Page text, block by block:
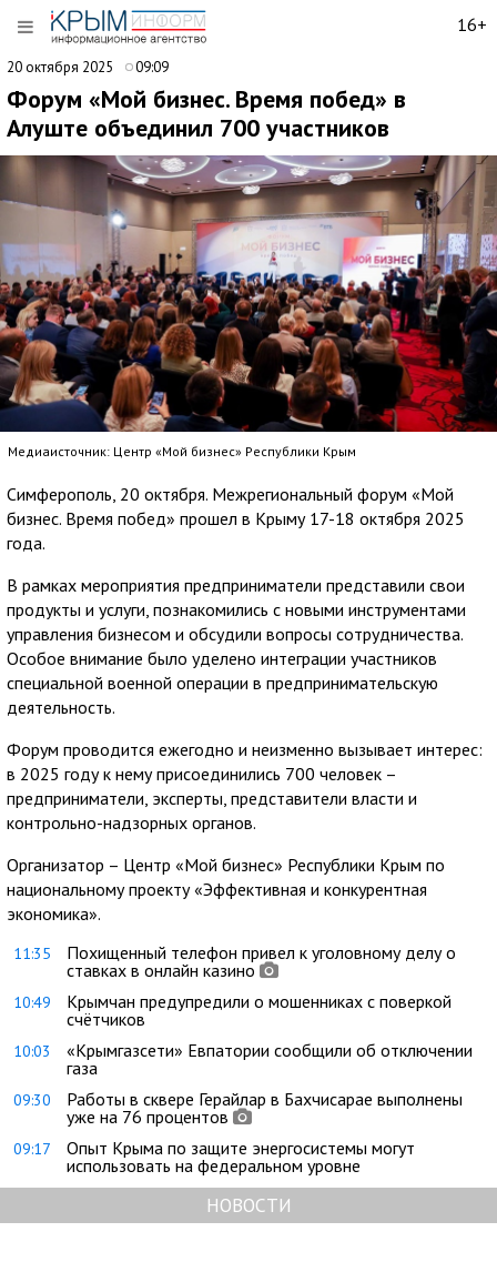
16+
20 октября 2025 09:09
Форум «Мой бизнес. Время побед» в
Алуште объединил 700 участников
Медиаисточник: Центр «Мой бизнес» Республики Крым
Симферополь, 20 октября. Межрегиональный форум «Мой
бизнес. Время побед» прошел в Крыму 17-18 октября 2025
года.
В рамках мероприятия предприниматели представили свои
продукты и услуги, познакомились с новыми инструментами
управления бизнесом и обсудили вопросы сотрудничества.
Особое внимание было уделено интеграции участников
специальной военной операции в предпринимательскую
деятельность.
Форум проводится ежегодно и неизменно вызывает интерес:
в 2025 году к нему присоединились 700 человек –
предприниматели, эксперты, представители власти и
контрольно-надзорных органов.
Организатор – Центр «Мой бизнес» Республики Крым по
национальному проекту «Эффективная и конкурентная
экономика».
11:35
Похищенный телефон привел к уголовному делу о
ставках в онлайн казино
10:49
Крымчан предупредили о мошенниках с поверкой
счётчиков
10:03
«Крымгазсети» Евпатории сообщили об отключении
газа
09:30
Работы в сквере Герайлар в Бахчисарае выполнены
уже на 76 процентов
09:17
Опыт Крыма по защите энергосистемы могут
использовать на федеральном уровне
НОВОСТИ